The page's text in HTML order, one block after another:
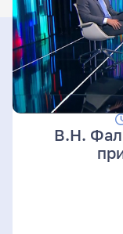
В.Н.